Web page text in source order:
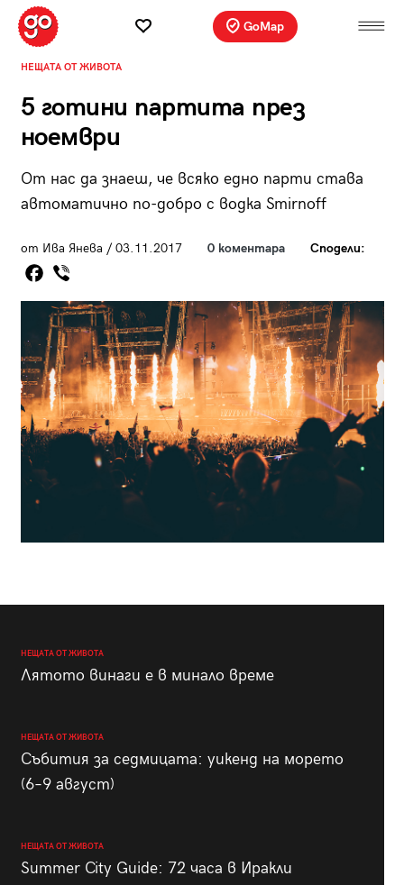
GoMap
НЕЩАТА ОТ ЖИВОТА
5 готини партита през
ноември
От нас да знаеш, че всяко едно парти става
автоматично по-добро с водка Smirnoff
от Ива Янева / 03.11.2017 0 коментара Сподели:
НЕЩАТА ОТ ЖИВОТА
Лятото винаги е в минало време
НЕЩАТА ОТ ЖИВОТА
Събития за седмицата: уикенд на морето
(6–9 август)
НЕЩАТА ОТ ЖИВОТА
Summer City Guide: 72 часа в Иракли